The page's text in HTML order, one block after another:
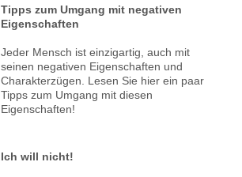
Tipps zum Umgang mit negativen
Eigenschaften
Jeder Mensch ist einzigartig, auch mit
seinen negativen Eigenschaften und
Charakterzügen. Lesen Sie hier ein paar
Tipps zum Umgang mit diesen
Eigenschaften!
Ich will nicht!